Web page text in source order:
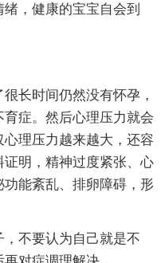
，健康的宝宝自会到
长时间仍然没有怀孕，
症。然后心理压力就会
理压力越来越大，还容
明，精神过度紧张、心
能紊乱、排卵障碍，形
不要认为自己就是不